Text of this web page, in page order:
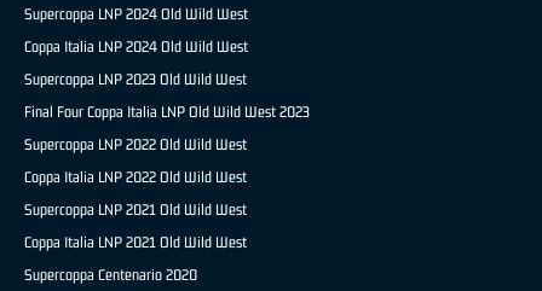
Supercoppa LNP 2024 Old Wild West
Coppa Italia LNP 2024 Old Wild West
Supercoppa LNP 2023 Old Wild West
Final Four Coppa Italia LNP Old Wild West 2023
Supercoppa LNP 2022 Old Wild West
Coppa Italia LNP 2022 Old Wild West
Supercoppa LNP 2021 Old Wild West
Coppa Italia LNP 2021 Old Wild West
Supercoppa Centenario 2020